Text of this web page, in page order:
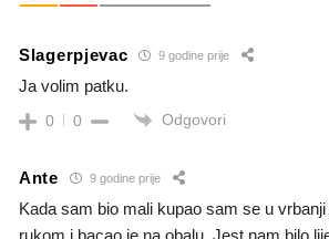
Slagerpjevac 9 godine prije
Ja volim patku.
0 0 Odgovori
Ante 9 godine prije
Kada sam bio mali kupao sam se u
rukom i bacao je na obalu. Jest nam bilo